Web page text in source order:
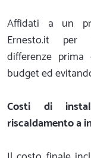
Affidati a un
Ernesto.it per
differenze
budget ed
Costi di
riscaldamento a